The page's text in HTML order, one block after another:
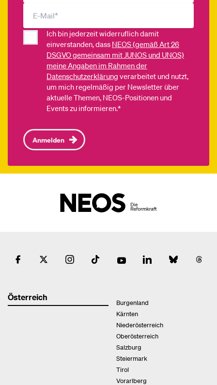
Ich bin jederzeit widerruflich damit
einverstanden, dass NEOS (gemäß Art 26
DSGVO gemeinsam mit JUNOS und UNOS)
meine Angaben im Rahmen der
Datenschutzerklärung verarbeitet und nutzt,
um mich regelmäßig per Newsletter über
aktuelle Themen, NEOS-Positionen und
Events zu informieren.*
Anmelden
Österreich
Burgenland
Kärnten
Niederösterreich
Oberösterreich
Salzburg
Steiermark
Tirol
Vorarlberg